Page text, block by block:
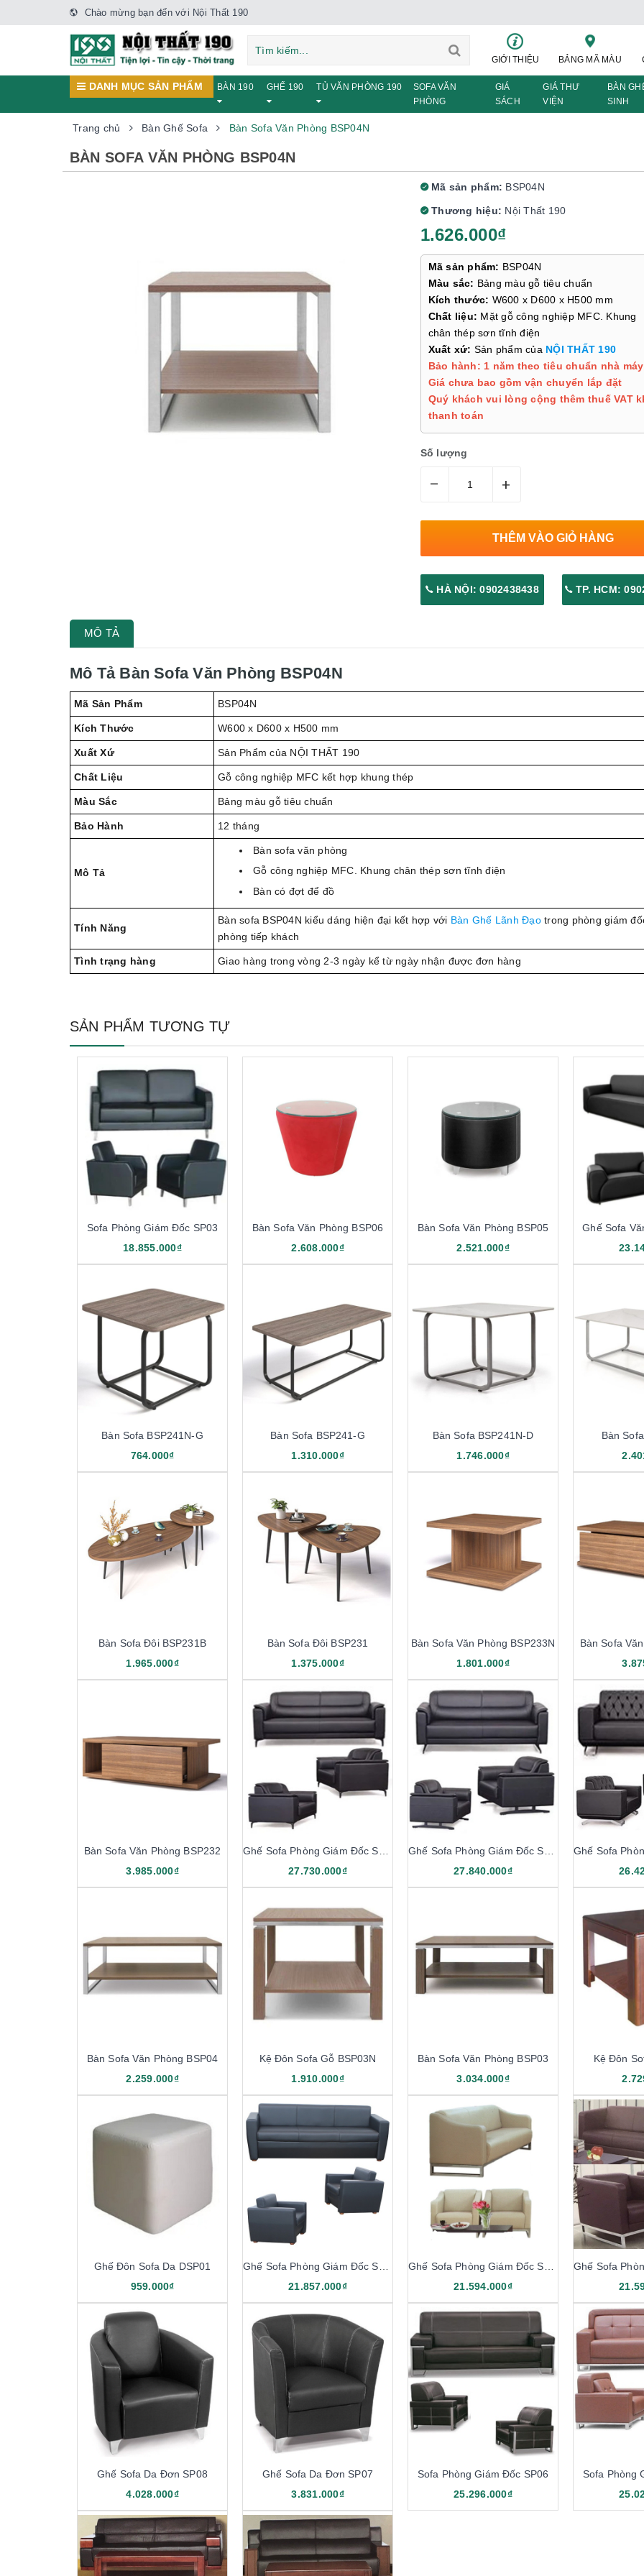
Chào mừng bạn đến với Nội Thất 190
GIỚI THIỆU BẢNG MÃ MÀU
DANH MỤC SẢN PHẨM BÀN 190 GHẾ 190 TỦ VĂN PHÒNG 190
SOFA VĂN
PHÒNG
GIÁ
SÁCH
GIÁ THƯ
VIỆN
BÀN
SINH
Trang chủ Bàn Ghế Sofa Bàn Sofa Văn Phòng BSP04N
BÀN SOFA VĂN PHÒNG BSP04N
Mã sản phẩm: BSP04N
Thương hiệu: Nội Thất 190
1.626.000₫
Mã sản phẩm: BSP04N
Màu sắc: Bảng màu gỗ tiêu chuẩn
Kích thước: W600 x D600 x H500 mm
Chất liệu: Mặt gỗ công nghiệp MFC. Khung
chân thép sơn tĩnh điện
Xuất xứ: Sản phẩm của NỘI THẤT 190
Bảo hành: 1 năm theo tiêu chuẩn nhà máy
Giá chưa bao gồm vận chuyển lắp đặt
Quý khách vui lòng cộng thêm thuế VAT
thanh toán
Số lượng
– +
THÊM VÀO GIỎ HÀNG
HÀ NỘI: 0902438438 TP. HCM:
MÔ TẢ
Mô Tả Bàn Sofa Văn Phòng BSP04N
Mã Sản Phẩm BSP04N
Kích Thước W600 x D600 x H500 mm
Xuất Xứ Sản Phẩm của NỘI THẤT 190
Chất Liệu Gỗ công nghiệp MFC kết hợp khung thép
Màu Sắc Bảng màu gỗ tiêu chuẩn
Bảo Hành 12 tháng
Mô Tả
Bàn sofa văn phòng
Gỗ công nghiệp MFC. Khung chân thép sơn tĩnh điện
Bàn có đợt để đồ
Tính Năng
Bàn sofa BSP04N kiểu dáng hiện đại kết hợp với Bàn Ghế Lãnh Đạotrong phòng giám
phòng tiếp khách
Tình trạng hàng Giao hàng trong vòng 2-3 ngày kể từ ngày nhận được đơn hàng
SẢN PHẨM TƯƠNG TỰ
Sofa Phòng Giám Đốc SP03
18.855.000₫
Bàn Sofa Văn Phòng BSP06
2.608.000₫
Bàn Sofa Văn Phòng BSP05
2.521.000₫
Ghế Sofa
Bàn Sofa BSP241N-G
764.000₫
Bàn Sofa BSP241-G
1.310.000₫
Bàn Sofa BSP241N-D
1.746.000₫
Bàn
Bàn Sofa Đôi BSP231B
1.965.000₫
Bàn Sofa Đôi BSP231
1.375.000₫
Bàn Sofa Văn Phòng BSP233N
1.801.000₫
Bàn Sofa
Bàn Sofa Văn Phòng BSP232
3.985.000₫
27.730.000₫
27.840.000₫
Bàn Sofa Văn Phòng BSP04
2.259.000₫
Kệ Đôn Sofa Gỗ BSP03N
1.910.000₫
Bàn Sofa Văn Phòng BSP03
3.034.000₫
Kệ Đôn
Ghế Đôn Sofa Da DSP01
959.000₫
21.857.000₫
21.594.000₫
Ghế Sofa Da Đơn SP08
4.028.000₫
Ghế Sofa Da Đơn SP07
3.831.000₫
Sofa Phòng Giám Đốc SP06
25.296.000₫
Sofa Phòng